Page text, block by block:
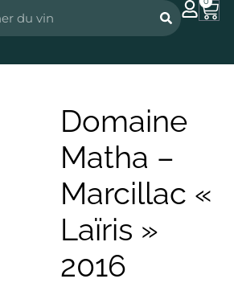
Domaine
Matha –
Marcillac «
Laïris »
2016